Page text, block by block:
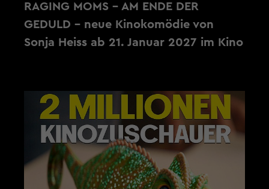
RAGING MOMS – AM ENDE DER
GEDULD - neue Kinokomödie von
Sonja Heiss ab 21. Januar 2027 im Kino